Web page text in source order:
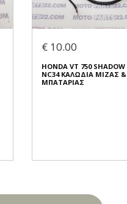
€ 10.00
HONDA VT 750 SHADOW
NC34 ΚΑΛΩΔΙΑ ΜΙΖΑΣ &
ΜΠΑΤΑΡΙΑΣ